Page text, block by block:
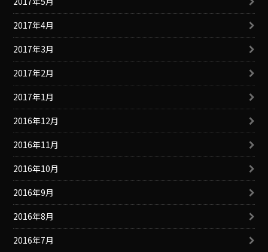
2017年4月
2017年3月
2017年2月
2017年1月
2016年12月
2016年11月
2016年10月
2016年9月
2016年8月
2016年7月